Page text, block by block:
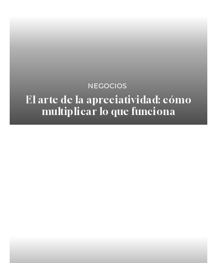
NEGOCIOS
El arte de la apreciatividad: cómo
multiplicar lo que funciona